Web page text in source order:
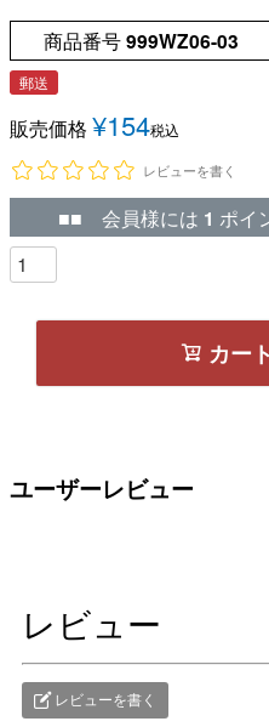
商品番号 999WZ06-03
郵送
販売価格 ¥154税込
レビューを書く
■■ 会員様には 1 ポイ
カー
ユーザーレビュー
レビュー
レビューを書く